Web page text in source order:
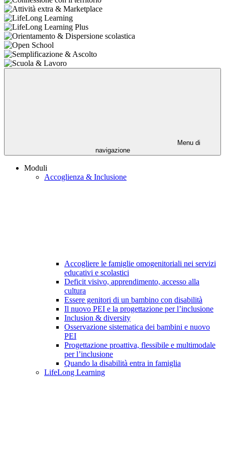
Menu di
navigazione
Moduli
Accoglienza & Inclusione
Accogliere le famiglie omogenitoriali nei servizi
educativi e scolastici
Deficit visivo, apprendimento, accesso alla
cultura
Essere genitori di un bambino con disabilità
Il nuovo PEI e la progettazione per l’inclusione
Inclusion & diversity
Osservazione sistematica dei bambini e nuovo
PEI
Progettazione proattiva, flessibile e multimodale
per l’inclusione
Quando la disabilità entra in famiglia
LifeLong Learning